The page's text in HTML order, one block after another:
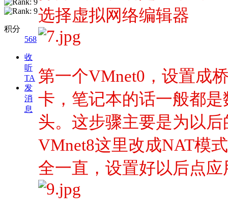
积分
568
收
听
TA
发
消
息
选择虚拟网络编辑器
第一个VMnet0，设置成
卡，笔记本的话一般都
头。这步骤主要是为以
VMnet8这里改成NAT模
全一直，设置好以后点